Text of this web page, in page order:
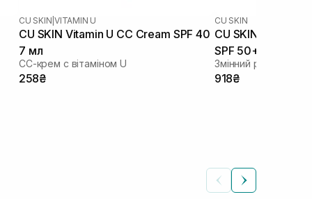
CU SKIN |VITAMIN U
CU SKIN Vitamin U CC Cream SPF 40
7 мл
СС-крем с вітаміном U
258₴
CU SKIN
CU SKIN Clean-
SPF 50+ PA+++
Змінний рефіл до
918₴